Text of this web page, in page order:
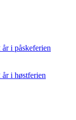
i påskeferien
i høstferien